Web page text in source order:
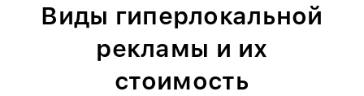
Виды гиперлокальной
рекламы и их
стоимость